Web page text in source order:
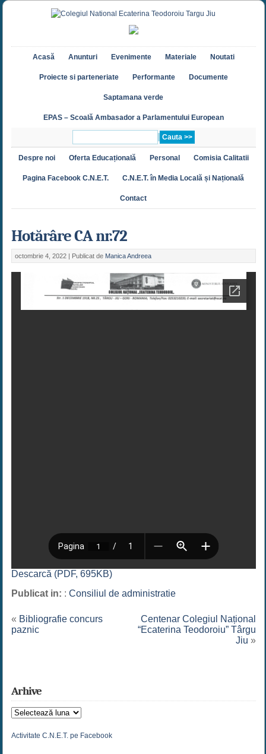
Acasă Anunturi Evenimente Materiale Noutati
Proiecte si parteneriate Performante Documente
Saptamana verde
EPAS – Scoală Ambasador a Parlamentului European
Despre noi Oferta Educațională Personal Comisia Calitatii
Pagina Facebook C.N.E.T. C.N.E.T. în Media Locală și Națională
Contact
Hotărâre CA nr.72
octombrie 4, 2022 | Publicat de Manica Andreea
Descarcă (PDF, 695KB)
Publicat in: : Consiliul de administratie
« Bibliografie concurs
paznic
Centenar Colegiul Național
“Ecaterina Teodoroiu” Târgu
Jiu »
Arhive
Arhive
Activitate C.N.E.T. pe Facebook